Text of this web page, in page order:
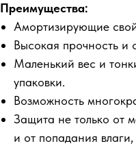
Преимущества:
Амортизирующие
Высокая прочность и
Маленький вес и
упаковки.
Возможность
Защита не только от
и от попадания